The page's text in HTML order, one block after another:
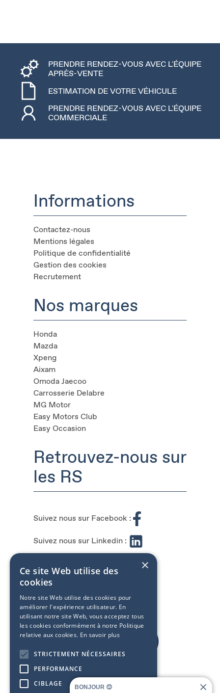
PRENDRE RENDEZ-VOUS AVEC L'ÉQUIPE
APRÈS-VENTE
ESTIMATION DE VOTRE VÉHICULE
PRENDRE RENDEZ-VOUS AVEC L'ÉQUIPE
COMMERCIALE
Informations
Contactez-nous
Mentions légales
Politique de confidentialité
Gestion des cookies
Recrutement
Nos marques
Honda
Mazda
Xpeng
Aixam
Omoda Jaecoo
Carrosserie Delabre
MG Motor
Easy Motors Club
Easy Occasion
Retrouvez-nous sur
les RS
Suivez nous sur Facebook :
Suivez nous sur Linkedin :
Nos concessions
BONJOUR 😊
×
Ce site Web utilise des
cookies
Notre site Web utilise des cookies pour
améliorer l'expérience utilisateur. En
utilisant notre site Web, vous acceptez tous
les cookies conformément à notre Politique
relative aux cookies. En savoir plus
STRICTEMENT NÉCESSAIRES
PERFORMANCE
CIBLAGE